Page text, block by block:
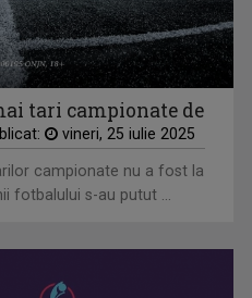
de la Varese
tari campionate de
vineri, 25 iulie 2025
campionate nu a fost la
fotbalului s-au putut ...